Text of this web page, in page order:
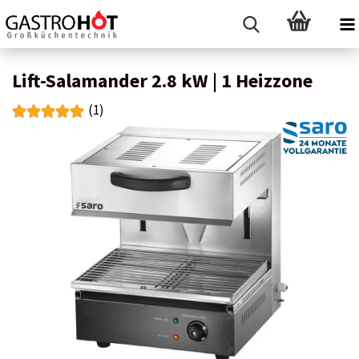
Lift-Salamander 2.8 kW | 1 Heizzone
(1)